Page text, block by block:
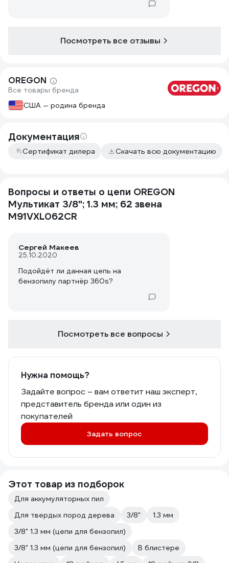
Острая, заточку держит отлично. Мне
Посмотреть все отзывы
OREGON
Все товары бренда
США — родина бренда
Документация
Сертификат дилера Скачать всю документацию
Вопросы и ответы о цепи OREGON
Мультикат 3/8"; 1.3 мм; 62 звена
M91VXL062CR
Сергей Макеев
25.10.2020
Подойдёт ли данная цепь на
бензопилу партнёр 360s?
Посмотреть все вопросы
Нужна помощь?
Задайте вопрос – вам ответит наш эксперт,
представитель бренда или один из
покупателей
Задать вопрос
Этот товар из подборок
Для аккумуляторных пил
Для твердых пород дерева
3/8"
1.3 мм
3/8" 1.3 мм (цепи для бензопил)
3/8" 1.3 мм (цепи для бензопил)
В блистере